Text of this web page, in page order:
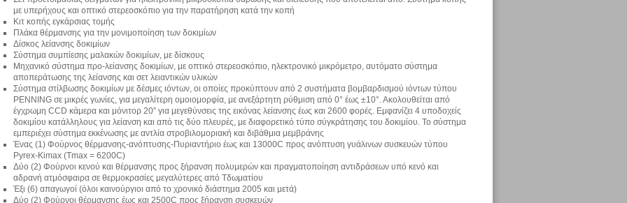
με υπερήχους και οπτικό στερεοσκόπιο για την παρατήρηση κατά την κοπή
Κιτ κοπής εγκάρσιας τομής
Πλάκα θέρμανσης για την μονιμοποίηση των δοκιμίων
Δίσκος λείανσης δοκιμίων
Σύστημα συμπίεσης μαλακών δοκιμίων, με δίσκους
Μηχανικό σύστημα προ-λείανσης δοκιμίων, με οπτικό στερεοσκόπιο, ηλεκτρονικό μικρόμετρο, αυτόματο σύστημα
αποπεράτωσης της λείανσης και σετ λειαντικών υλικών
Σύστημα στίλβωσης δοκιμίων με δέσμες ιόντων, οι οποίες προκύπτουν από 2 συστήματα βομβαρδισμού ιόντων τύπου
PENNING σε μικρές γωνίες, για μεγαλίτερη ομοιομορφία, με ανεξάρτητη ρύθμιση από 0° έως ±10°. Ακολουθείται από
έγχρωμη CCD κάμερα και μόνιτορ 20” για μεγεθύνσεις της εικόνας λείανσης έως και 2600 φορές. Εμφανίζει 4 υποδοχείς
δοκιμίου κατάλληλους για λείανση και από τις δύο πλευρές, με διαφορετικό τύπο σύγκράτησης του δοκιμίου. Το σύστημα
εμπεριέχει σύστημα εκκένωσης με αντλία στροβιλομοριακή και διβάθμια μεμβράνης
Ένας (1) Φούρνος θέρμανσης-ανόπτυσης-Πυριαντήριο έως και 13000C προς ανόπτυση γυάλινων συσκευών τύπου
Pyrex-Kimax (Tmax = 6200C)
Δύο (2) Φούρνοι κενού και θέρμανσης προς ξήρανση πολυμερών και πραγματοποίηση αντιδράσεων υπό κενό και
αδρανή ατμόσφαιρα σε θερμοκρασίες μεγαλύτερες από Τδωματίου
Έξι (6) απαγωγοί (όλοι καινούργιοι από το χρονικό διάστημα 2005 και μετά)
Δύο (2) Φούρνοι θέρμανσης έως και 2500C προς ξήρανση συσκευών